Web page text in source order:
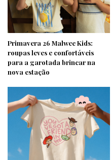
Primavera 26 Malwee Kids:
roupas leves e confortáveis
para a garotada brincar na
nova estação